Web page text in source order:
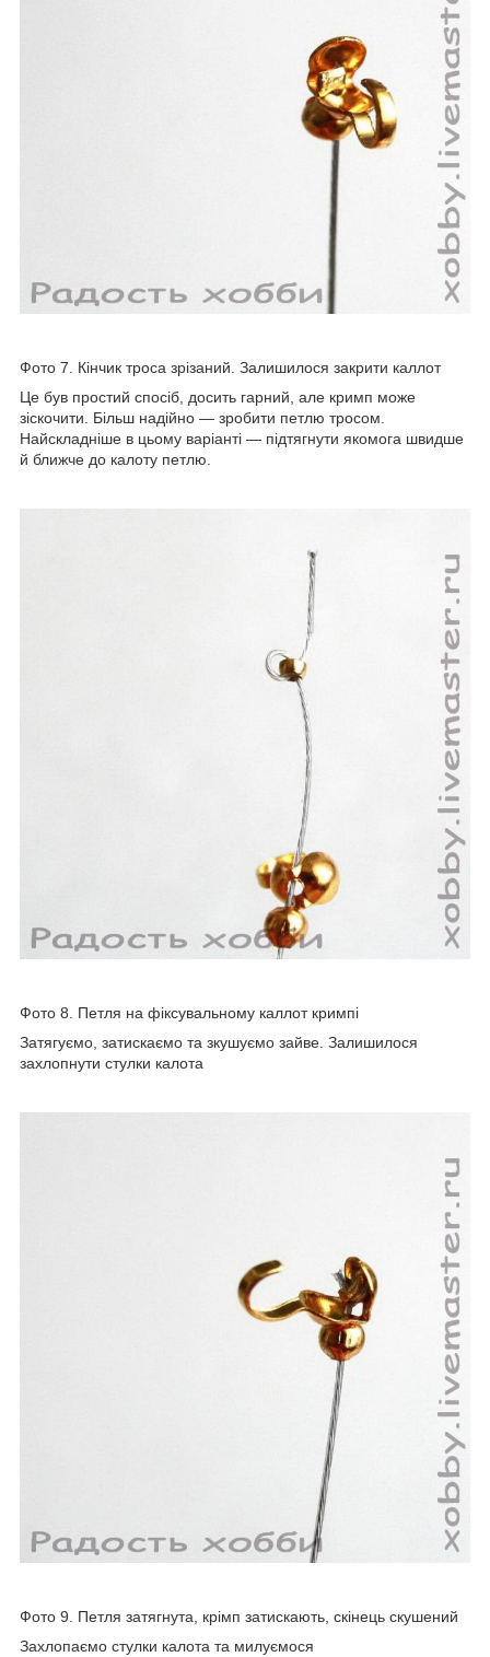
Фото 7. Кінчик троса зрізаний. Залишилося закрити каллот
Це був простий спосіб, досить гарний, але кримп може
зіскочити. Більш надійно — зробити петлю тросом.
Найскладніше в цьому варіанті — підтягнути якомога швидше
й ближче до калоту петлю.
Фото 8. Петля на фіксувальному каллот кримпі
Затягуємо, затискаємо та зкушуємо зайве. Залишилося
захлопнути стулки калота
Фото 9. Петля затягнута, крімп затискають, скінець скушений
Захлопаємо стулки калота та милуємося